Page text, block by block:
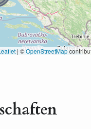
| ©OpenStreetMap